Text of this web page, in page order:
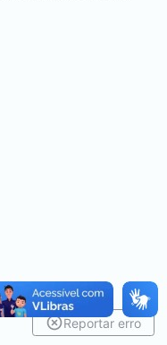
Reportar erro